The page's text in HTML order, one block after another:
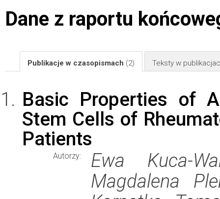
Dane z raportu
Publikacje w czasopismach (2) Teksty w
Basic Properties of
Stem Cells of
Patients
Autorzy:
Ewa Kuca-
Magdalena